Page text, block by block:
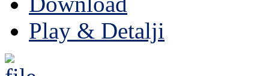
Play & Detalji